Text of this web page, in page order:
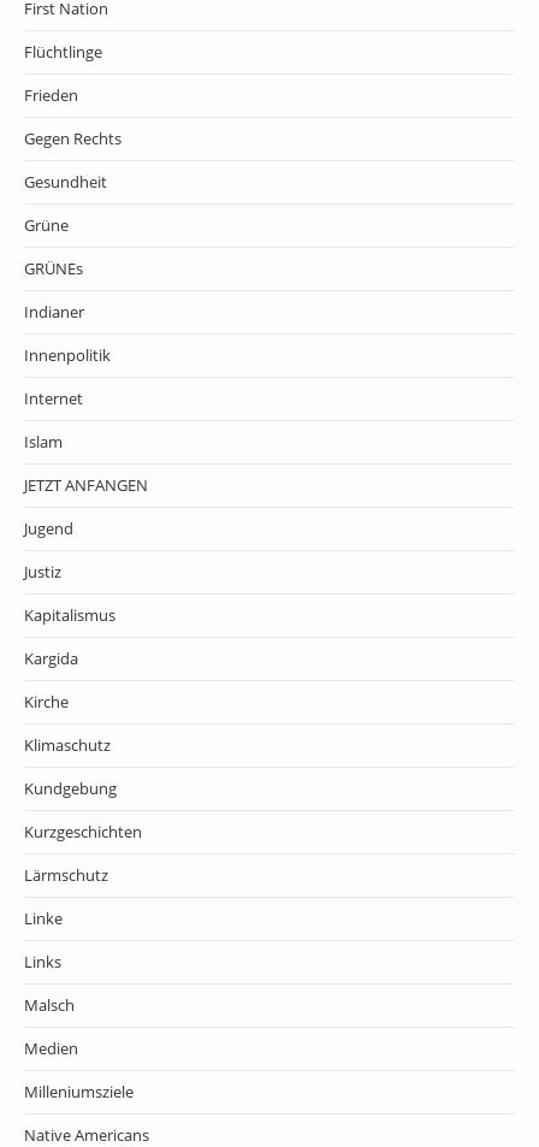
First Nation
Flüchtlinge
Frieden
Gegen Rechts
Gesundheit
Grüne
GRÜNEs
Indianer
Innenpolitik
Internet
Islam
JETZT ANFANGEN
Jugend
Justiz
Kapitalismus
Kargida
Kirche
Klimaschutz
Kundgebung
Kurzgeschichten
Lärmschutz
Linke
Links
Malsch
Medien
Milleniumsziele
Native Americans